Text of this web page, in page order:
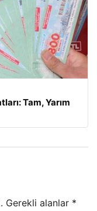
Tam, Yarım
Gerekli alanlar *